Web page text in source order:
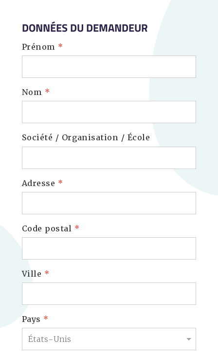
DONNÉES DU DEMANDEUR
Prénom *
Nom *
Société / Organisation / École
Adresse *
Code postal *
Ville *
Pays *